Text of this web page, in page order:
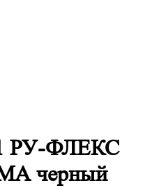
1 РУ-ФЛЕКС
черный